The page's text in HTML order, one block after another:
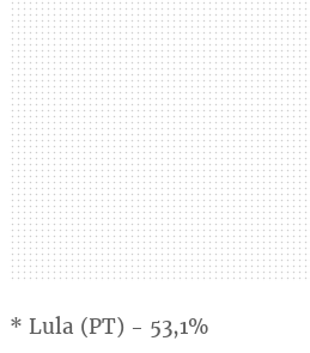
* Lula (PT) - 53,1%